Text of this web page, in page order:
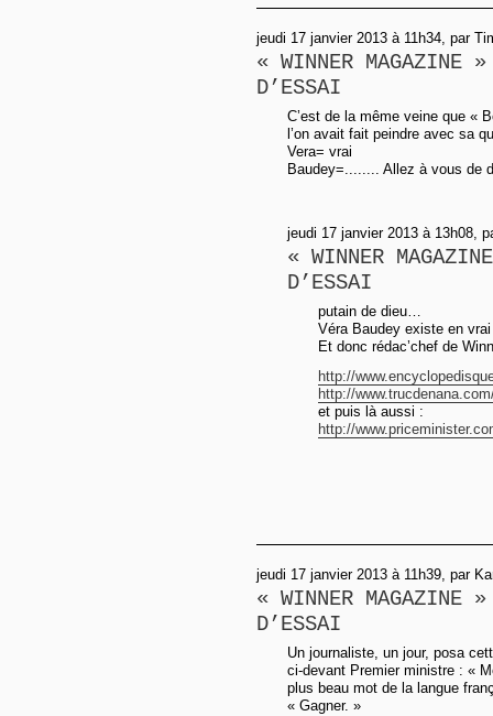
jeudi 17 janvier 2013 à 11h34, par
« WINNER MAGAZINE
D’ESSAI
C’est de la même veine que «
l’on avait fait peindre avec sa
Vera= vrai
Baudey=........ Allez à vous de
jeudi 17 janvier 2013 à 13h08,
« WINNER
D’ESSAI
putain de dieu…
Véra Baudey existe en
Et donc rédac’chef de
http://
http://
et puis là aussi :
http://
jeudi 17 janvier 2013 à 11h39, par
« WINNER MAGAZINE
D’ESSAI
Un journaliste, un jour, posa
ci-devant Premier ministre : «
plus beau mot de la langue
« Gagner. »